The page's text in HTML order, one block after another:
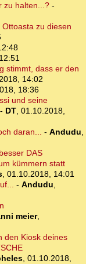
zu halten...?-
zu diesen
stimmt, dass er den
14:02
18:36
und seine
- DT, 01.10.2018,
daran... - Andudu,
DAS
kümmern statt
, 01.10.2018, 14:01
- Andudu,
meier,
den Kiosk deines
, 01.10.2018,